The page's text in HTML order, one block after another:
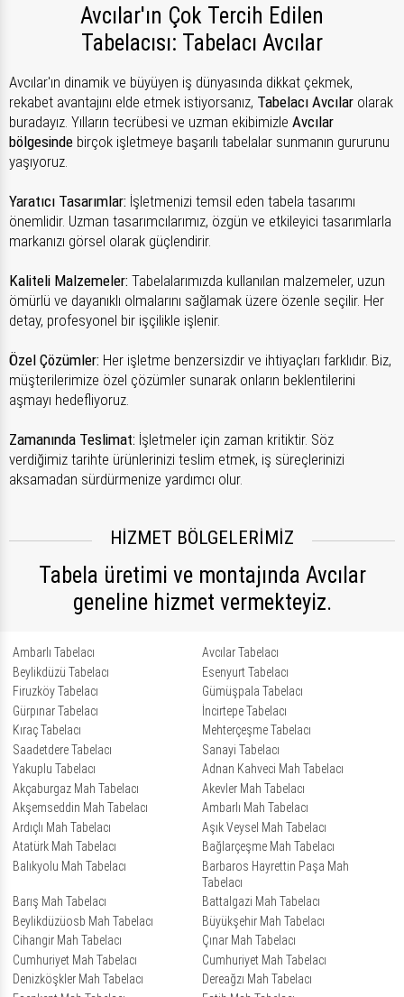
Avcılar'ın Çok Tercih Edilen
Tabelacısı: Tabelacı Avcılar
Avcılar'ın dinamik ve büyüyen iş dünyasında dikkat çekmek,
rekabet avantajını elde etmek istiyorsanız, Tabelacı Avcılar olarak
buradayız. Yılların tecrübesi ve uzman ekibimizle Avcılar
bölgesinde birçok işletmeye başarılı tabelalar sunmanın gururunu
yaşıyoruz.
Yaratıcı Tasarımlar: İşletmenizi temsil eden tabela tasarımı
önemlidir. Uzman tasarımcılarımız, özgün ve etkileyici tasarımlarla
markanızı görsel olarak güçlendirir.
Kaliteli Malzemeler: Tabelalarımızda kullanılan malzemeler, uzun
ömürlü ve dayanıklı olmalarını sağlamak üzere özenle seçilir. Her
detay, profesyonel bir işçilikle işlenir.
Özel Çözümler: Her işletme benzersizdir ve ihtiyaçları farklıdır. Biz,
müşterilerimize özel çözümler sunarak onların beklentilerini
aşmayı hedefliyoruz.
Zamanında Teslimat: İşletmeler için zaman kritiktir. Söz
verdiğimiz tarihte ürünlerinizi teslim etmek, iş süreçlerinizi
aksamadan sürdürmenize yardımcı olur.
HİZMET BÖLGELERİMİZ
Tabela üretimi ve montajında Avcılar
geneline hizmet vermekteyiz.
Ambarlı Tabelacı
Avcılar Tabelacı
Beylikdüzü Tabelacı
Esenyurt Tabelacı
Firuzköy Tabelacı
Gümüşpala Tabelacı
Gürpınar Tabelacı
İncirtepe Tabelacı
Kıraç Tabelacı
Mehterçeşme Tabelacı
Saadetdere Tabelacı
Sanayi Tabelacı
Yakuplu Tabelacı
Adnan Kahveci Mah Tabelacı
Akçaburgaz Mah Tabelacı
Akevler Mah Tabelacı
Akşemseddin Mah Tabelacı
Ambarlı Mah Tabelacı
Ardıçlı Mah Tabelacı
Aşık Veysel Mah Tabelacı
Atatürk Mah Tabelacı
Bağlarçeşme Mah Tabelacı
Balıkyolu Mah Tabelacı
Barbaros Hayrettin Paşa Mah
Tabelacı
Barış Mah Tabelacı
Battalgazi Mah Tabelacı
Beylikdüzüosb Mah Tabelacı
Büyükşehir Mah Tabelacı
Cihangir Mah Tabelacı
Çınar Mah Tabelacı
Cumhuriyet Mah Tabelacı
Cumhuriyet Mah Tabelacı
Denizköşkler Mah Tabelacı
Dereağzı Mah Tabelacı